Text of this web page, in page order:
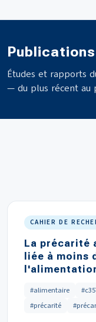
Études et rapports
— du plus récent au
CAHIER DE
La précarité
liée à moins
#alimentaire
#précarité